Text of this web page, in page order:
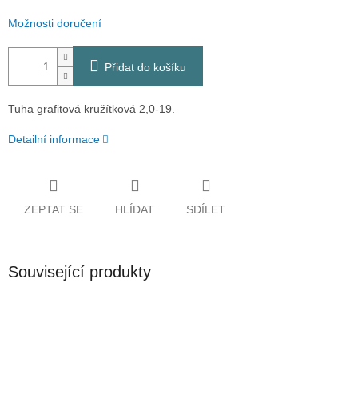
Možnosti doručení
Přidat do košíku
Tuha grafitová kružítková 2,0-19.
Detailní informace
ZEPTAT SE HLÍDAT SDÍLET
Související produkty